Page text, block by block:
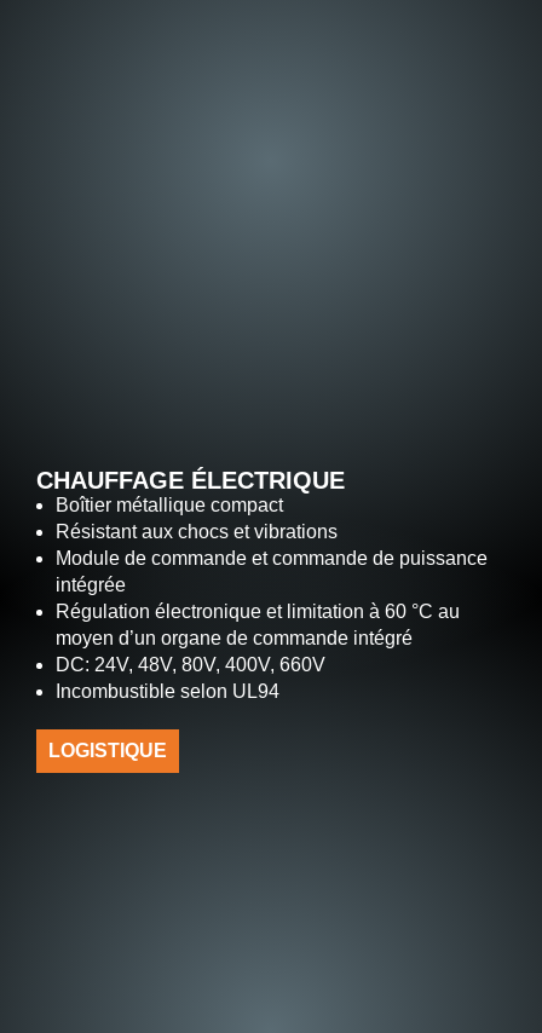
CHAUFFAGE ÉLECTRIQUE
Boîtier métallique compact
Résistant aux chocs et vibrations
Module de commande et commande de puissance
intégrée
Régulation électronique et limitation à 60 °C au
moyen d’un organe de commande intégré
DC: 24V, 48V, 80V, 400V, 660V
Incombustible selon UL94
LOGISTIQUE